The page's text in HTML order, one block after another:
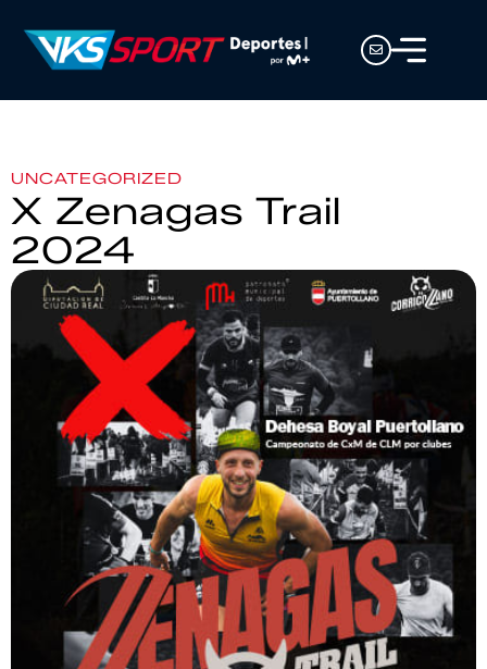
UNCATEGORIZED
X Zenagas Trail
2024